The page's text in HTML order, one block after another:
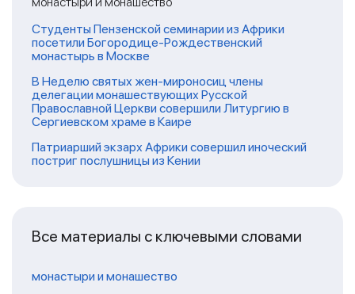
Студенты Пензенской семинарии из Африки
посетили Богородице-Рождественский
монастырь в Москве
В Неделю святых жен-мироносиц члены
делегации монашествующих Русской
Православной Церкви совершили Литургию в
Сергиевском храме в Каире
Патриарший экзарх Африки совершил иноческий
постриг послушницы из Кении
Все материалы с ключевыми словами
монастыри и монашество